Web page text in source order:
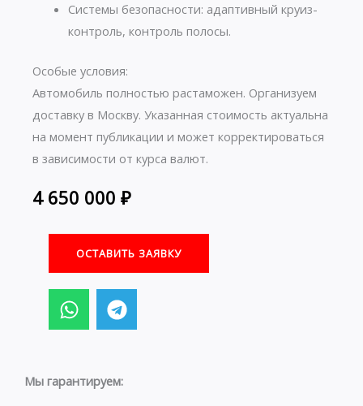
Системы безопасности: адаптивный круиз-
контроль, контроль полосы.
Особые условия:
Автомобиль полностью растаможен. Организуем
доставку в Москву. Указанная стоимость актуальна
на момент публикации и может корректироваться
в зависимости от курса валют.
4 650 000 ₽
ОСТАВИТЬ ЗАЯВКУ
W
h
a
s
T
e
l
g
Мы гарантируем: